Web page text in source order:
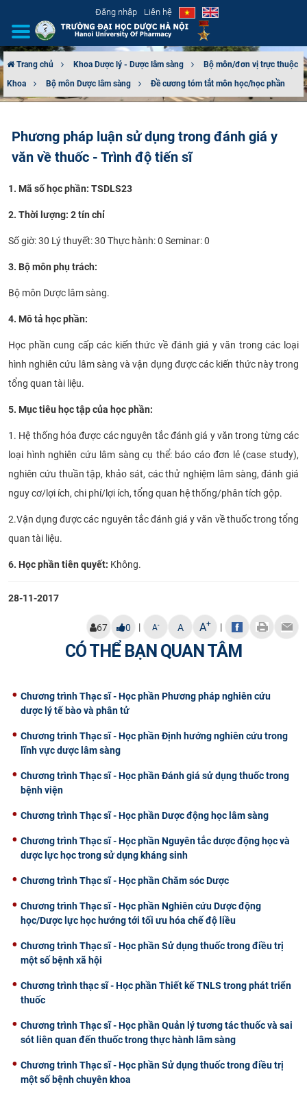
Đăng nhập Liên hệ
GIỚI THIỆU
TUYỂN SINH
ĐÀO TẠO
ĐẢM BẢO CHẤT LƯỢNG
HTQT
CỰU NGƯỜI HỌC
Trang chủ Khoa Dược lý - Dược lâm sàng
Bộ môn/đơn vị trực thuộc
Khoa
Bộ môn Dược lâm sàng Đề cương tóm tắt môn học/học phần
Phương pháp luận sử dụng trong đánh giá y
văn về thuốc - Trình độ tiến sĩ
1. Mã số học phần: TSDLS23
2. Thời lượng: 2 tín chỉ
Số giờ: 30 Lý thuyết: 30 Thực hành: 0 Seminar: 0
3. Bộ môn phụ trách:
Bộ môn Dược lâm sàng.
4. Mô tả học phần:
Học phần cung cấp các kiến thức về đánh giá y văn trong các loại
hình nghiên cứu lâm sàng và vận dụng được các kiến thức này trong
tổng quan tài liệu.
5. Mục tiêu học tập của học phần:
1. Hệ thống hóa được các nguyên tắc đánh giá y văn trong từng các
loại hình nghiên cứu lâm sàng cụ thể: báo cáo đơn lẻ (case study),
nghiên cứu thuần tập, khảo sát, các thử nghiệm lâm sàng, đánh giá
nguy cơ/lợi ích, chi phí/lợi ích, tổng quan hệ thống/phân tích gộp.
2.Vận dụng được các nguyên tắc đánh giá y văn về thuốc trong tổng
quan tài liệu.
6. Học phần tiên quyết: Không.​
28-11-2017
67 0 | A- A A+ |
CÓ THỂ BẠN QUAN TÂM
Chương trình Thạc sĩ - Học phần Phương pháp nghiên cứu
dược lý tế bào và phân tử
Chương trình Thạc sĩ - Học phần Định hướng nghiên cứu trong
lĩnh vực dược lâm sàng
Chương trình Thạc sĩ - Học phần Đánh giá sử dụng thuốc trong
bệnh viện
Chương trình Thạc sĩ - Học phần Dược động học lâm sàng
Chương trình Thạc sĩ - Học phần Nguyên tắc dược động học và
dược lực học trong sử dụng kháng sinh
Chương trình Thạc sĩ - Học phần Chăm sóc Dược
Chương trình Thạc sĩ - Học phần Nghiên cứu Dược động
học/Dược lực học hướng tới tối ưu hóa chế độ liều
Chương trình Thạc sĩ - Học phần Sử dụng thuốc trong điều trị
một số bệnh xã hội
Chương trình thạc sĩ - Học phần Thiết kế TNLS trong phát triển
thuốc
Chương trình Thạc sĩ - Học phần Quản lý tương tác thuốc và sai
sót liên quan đến thuốc trong thực hành lâm sàng
Chương trình Thạc sĩ - Học phần Sử dụng thuốc trong điều trị
một số bệnh chuyên khoa